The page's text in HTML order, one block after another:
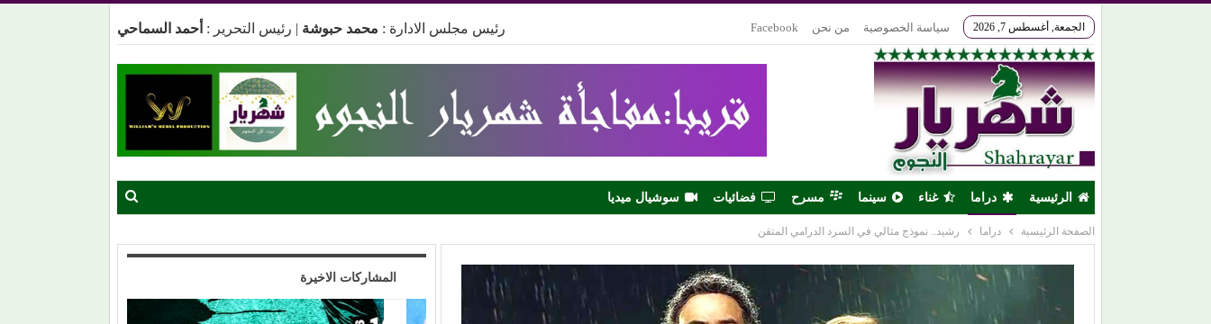
الجمعة, أغسطس 7, 2026 سياسة الخصوصية من نحن Facebook رئيس مجلس الادارة : محمد حبوشة | رئيس التحرير : أحمد السماحي
الرئيسية دراما غناء سينما مسرح فضائيات سوشيال ميديا
الصفحة الرئيسية دراما رشيد.. نموذج مثالي في السرد الدرامي المتقن
المشاركات الاخيرة